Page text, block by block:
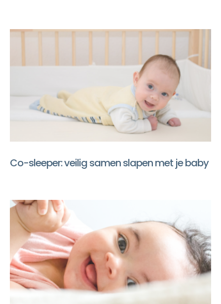
Co-sleeper: veilig samen slapen met je baby